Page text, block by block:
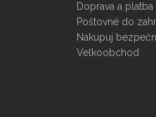
Doprava a platba
Poštovné do
Nakupuj
Veľkoobchod